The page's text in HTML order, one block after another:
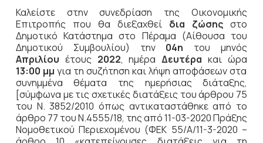
Καλείστε στην συνεδρίαση της Οικονομικής
Επιτροπής που θα διεξαχθεί δια ζώσηςστο
Δημοτικό Κατάστημα στο Πέραμα (Αίθουσα του
Δημοτικού Συμβουλίου) την04η του μηνός
Απριλίου έτους 2022, ημέραΔευτέρακαι ώρα
13:00 μμ για τη συζήτηση και λήψη αποφάσεων στα
συνημμένα θέματα της ημερήσιας διάταξης,
[σύμφωνα με τις σχετικές διατάξεις του άρθρου 75
του Ν. 3852/2010 όπως αντικαταστάθηκε από το
άρθρο 77 του Ν.4555/18, της από 11-03-2020 Πράξης
Νομοθετικού Περιεχομένου (ΦΕΚ 55/Α/11-3-2020 –